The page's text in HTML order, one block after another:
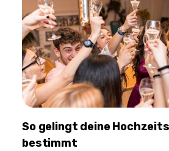
So gelingt deine
bestimmt